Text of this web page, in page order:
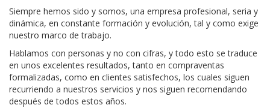
Siempre hemos sido y somos, una empresa profesional, seria y
dinámica, en constante formación y evolución, tal y como exige
nuestro marco de trabajo.
Hablamos con personas y no con cifras, y todo esto se traduce
en unos excelentes resultados, tanto en compraventas
formalizadas, como en clientes satisfechos, los cuales siguen
recurriendo a nuestros servicios y nos siguen recomendando
después de todos estos años.